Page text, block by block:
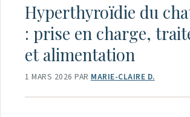
Hyperthyroïdie du
: prise en charge,
et alimentation
1 MARS 2026 PAR MARIE-CLAIRE D.